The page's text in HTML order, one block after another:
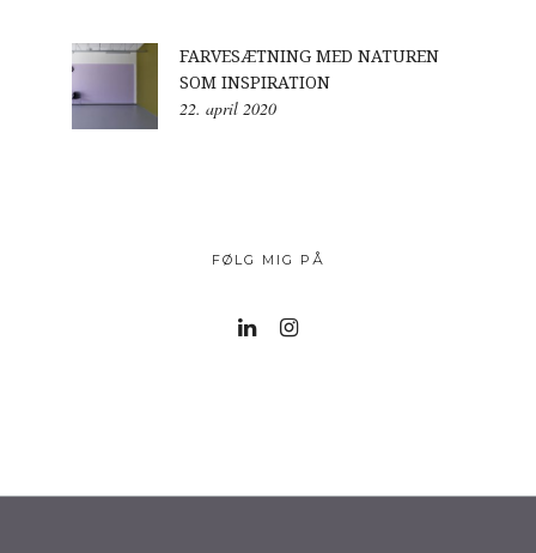
FARVESÆTNING MED NATUREN
SOM INSPIRATION
22. april 2020
FØLG MIG PÅ